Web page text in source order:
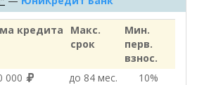
кредита
Макс.
срок
Мин.
перв.
взнос.
000 до 84 мес. 10%